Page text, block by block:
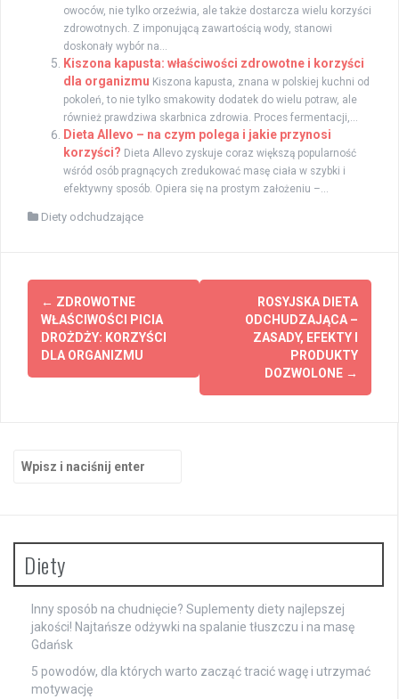
owoców, nie tylko orzeźwia, ale także dostarcza wielu korzyści
zdrowotnych. Z imponującą zawartością wody, stanowi
doskonały wybór na...
Kiszona kapusta: właściwości zdrowotne i korzyści
dla organizmu Kiszona kapusta, znana w polskiej kuchni od
pokoleń, to nie tylko smakowity dodatek do wielu potraw, ale
również prawdziwa skarbnica zdrowia. Proces fermentacji,...
Dieta Allevo – na czym polega i jakie przynosi
korzyści? Dieta Allevo zyskuje coraz większą popularność
wśród osób pragnących zredukować masę ciała w szybki i
efektywny sposób. Opiera się na prostym założeniu –...
Diety odchudzające
Zobacz
wpisy
← ZDROWOTNE
WŁAŚCIWOŚCI PICIA
DROŻDŻY: KORZYŚCI
DLA ORGANIZMU
ROSYJSKA DIETA
ODCHUDZAJĄCA –
ZASADY, EFEKTY I
PRODUKTY
DOZWOLONE →
Diety
Inny sposób na chudnięcie? Suplementy diety najlepszej
jakości! Najtańsze odżywki na spalanie tłuszczu i na masę
Gdańsk
5 powodów, dla których warto zacząć tracić wagę i utrzymać
motywację